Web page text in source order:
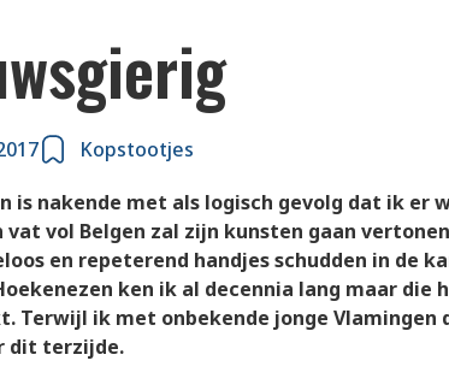
Kopstootjes
is nakende met als logisch gevolg dat ik er
vat vol Belgen zal zijn kunsten gaan
en repeterend handjes schudden in de
ken ik al decennia lang maar die
Terwijl ik met onbekende jonge
dit terzijde.